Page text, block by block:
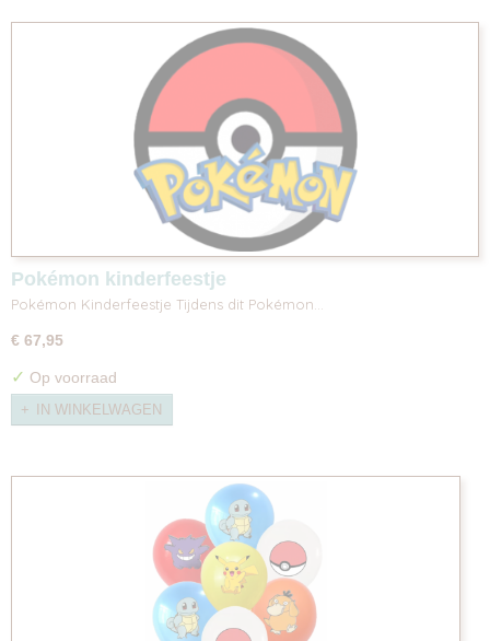
Pokémon kinderfeestje
Pokémon Kinderfeestje Tijdens dit Pokémon…
€ 67,95
✓ Op voorraad
IN WINKELWAGEN